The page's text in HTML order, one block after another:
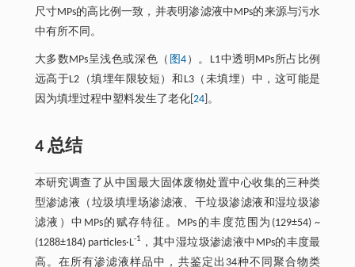
尺寸MPs的高比例一致，并表明渗滤液中MPs的来源与污水
中有所不同。
大多数MPs呈浅色或深色（ 图4 ）。L1中透明MPs所占比例
远高于L2（填埋年限较短）和L3（未填埋）中，这可能是
因为填埋过程中塑料发生了老化[ 24]。
4 总结
本研究调查了从中国最大固体废物处置中心收集的三种类
型渗滤液（垃圾填埋场渗滤液、干垃圾渗滤液和湿垃圾渗
滤液）中MPs的赋存特征。MPs的丰度范围为(129±54) ~
(1288±184) particles·L-1
，其中湿垃圾渗滤液中MPs的丰度最
高。在所有渗滤液样品中，共鉴定出34种不同聚合物类